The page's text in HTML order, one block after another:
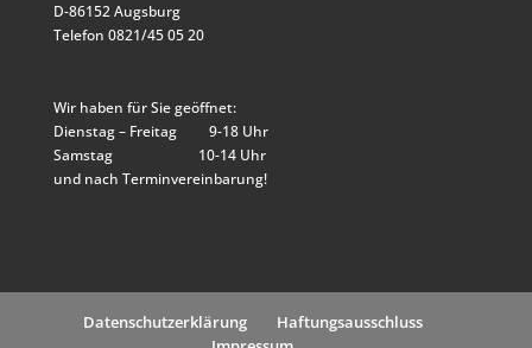
D-86152 Augsburg
Telefon 0821/45 05 20
Wir haben für Sie geöffnet:
Dienstag – Freitag 9-18 Uhr
Samstag 10-14 Uhr
und nach Terminvereinbarung!
Datenschutzerklärung
Haftungsausschluss